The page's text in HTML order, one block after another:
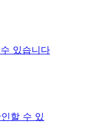
있습니다
할 수 있